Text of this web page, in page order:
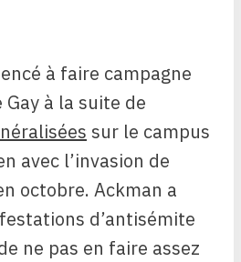
à faire campagne
à la suite de
sur le campus
avec l’invasion de
octobre. Ackman a
d’antisémite
ne pas en faire assez